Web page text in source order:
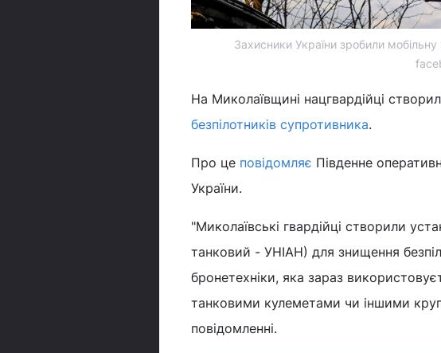
Захисники України зробили
На Миколаївщині нацгвардійці
безпілотників супротивника.
Про це повідомляє Південне
України.
"Миколаївські гвардійці створили
танковий - УНІАН) для знищення
бронетехніки, яка зараз
танковими кулеметами чи іншими
повідомленні.